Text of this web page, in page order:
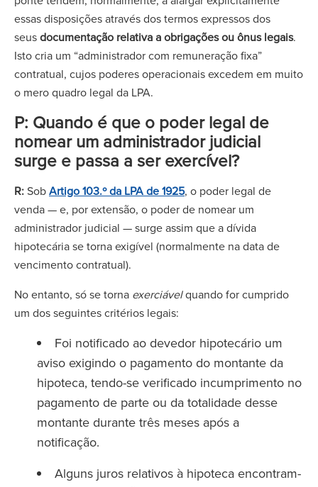
essas disposições através dos termos expressos dos
seusdocumentação relativa a obrigações ou ônus legais.
Isto cria um “administrador com remuneração fixa”
contratual, cujos poderes operacionais excedem em muito
o mero quadro legal da LPA.
P: Quando é que o poder legal de
nomear um administrador judicial
surge e passa a ser exercível?
R:SobArtigo 103.º da LPA de 1925, o poder legal de
venda — e, por extensão, o poder de nomear um
administrador judicial — surge assim que a dívida
hipotecária se torna exigível (normalmente na data de
vencimento contratual).
No entanto, só se torna exerciávelquando for cumprido
um dos seguintes critérios legais:
Foi notificado ao devedor hipotecário um
aviso exigindo o pagamento do montante da
hipoteca, tendo-se verificado incumprimento no
pagamento de parte ou da totalidade desse
montante durante três meses após a
notificação.
Alguns juros relativos à hipoteca encontram-